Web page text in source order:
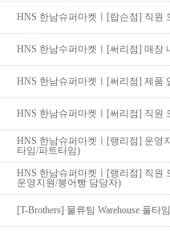
HNS 한남슈퍼마켓ㅣ[랍슨점] 직원
HNS 한남수퍼마켓ㅣ[써리점] 매장
HNS 한남슈퍼마켓ㅣ[써리점] 제품
HNS 한남슈퍼마켓ㅣ[써리점] 직원
HNS 한남슈퍼마켓ㅣ[랭리점] 운영
타임/파트타임)
HNS 한남슈퍼마켓ㅣ[랭리점] 직원
운영지원/붕어빵 담당자)
[T-Brothers] 물류팀 Warehouse 풀타